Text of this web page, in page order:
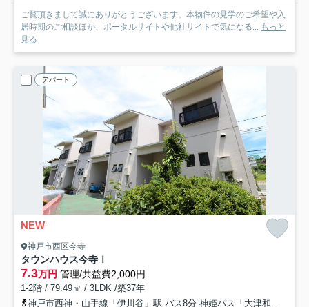
ご覧頂きまして誠にありがとうございます。本物件の見学のご希望や入
居時期のご相談ほか、ポータルサイトや他社サイトで気になる... もっと
見る
アパート
NEW
神戸市西区今寺
タウンハウス今寺Ⅰ
7.3万円 管理/共益費2,000円
1-2階 / 79.49㎡ / 3LDK /築37年
神戸市西神・山手線「伊川谷」駅 バス8分 神姫バス「大津和」 停歩8分